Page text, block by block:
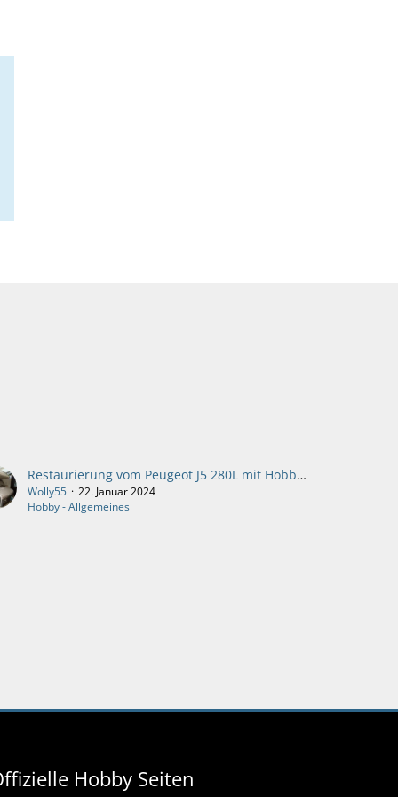
Restaurierung vom Peugeot J5 280L mit Hobby 550AK Aufbau
Wolly55
22. Januar 2024
Hobby - Allgemeines
Hobby Seiten